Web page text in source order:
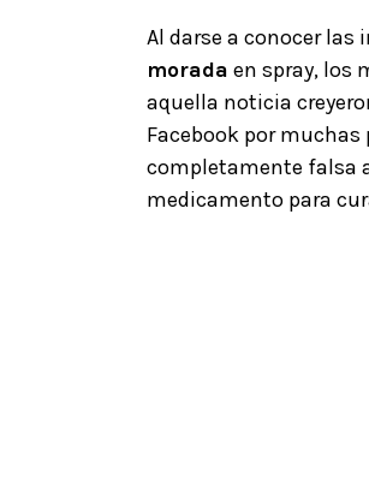
Al darse a conocer las
morada en spray, los
aquella noticia
Facebook por
completamente falsa
medicamento para